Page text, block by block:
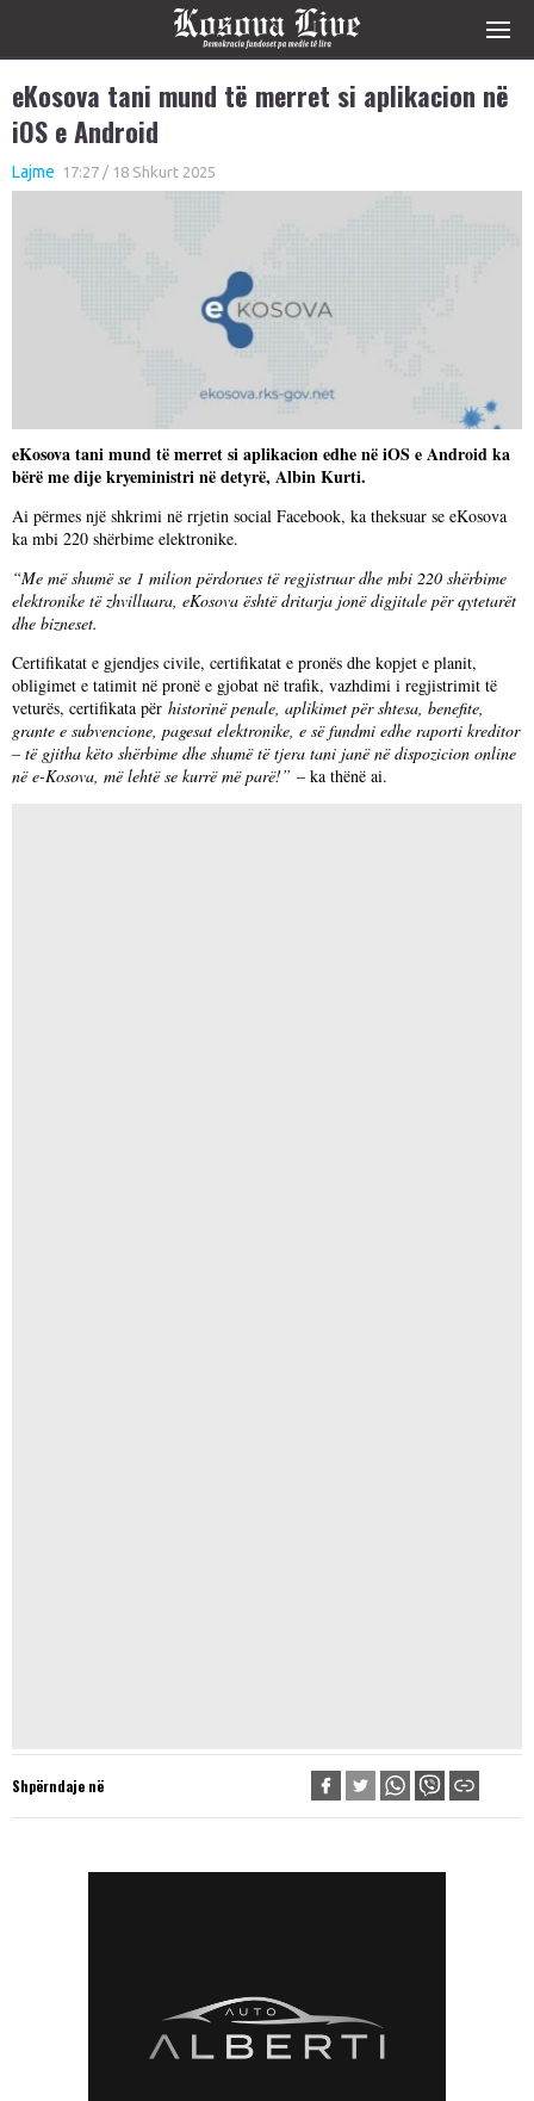
eKosova tani mund të merret si aplikacion në
iOS e Android
Lajme 17:27 / 18 Shkurt 2025
eKosova tani mund të merret si aplikacion edhe në iOS e Android ka
bërë me dije kryeministri në detyrë, Albin Kurti.
Ai përmes një shkrimi në rrjetin social Facebook, ka theksuar se eKosova
ka mbi 220 shërbime elektronike.
“Me më shumë se 1 milion përdorues të regjistruar dhe mbi 220 shërbime
elektronike të zhvilluara, eKosova është dritarja jonë digjitale për qytetarët
dhe bizneset.
Certifikatat e gjendjes civile, certifikatat e pronës dhe kopjet e planit,
obligimet e tatimit në pronë e gjobat në trafik, vazhdimi i regjistrimit të
veturës, certifikata për historinë penale, aplikimet për shtesa, benefite,
grante e subvencione, pagesat elektronike, e së fundmi edhe raporti kreditor
– të gjitha këto shërbime dhe shumë të tjera tani janë në dispozicion online
në e-Kosova, më lehtë se kurrë më parë!” – ka thënë ai.
Shpërndaje në